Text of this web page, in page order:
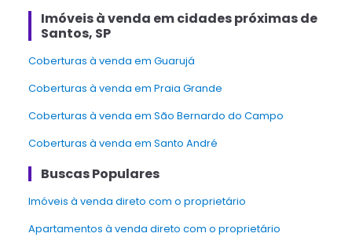
Imóveis à venda em cidades próximas de
Santos, SP
Coberturas à venda em Guarujá
Coberturas à venda em Praia Grande
Coberturas à venda em São Bernardo do Campo
Coberturas à venda em Santo André
Buscas Populares
Imóveis à venda direto com o proprietário
Apartamentos à venda direto com o proprietário